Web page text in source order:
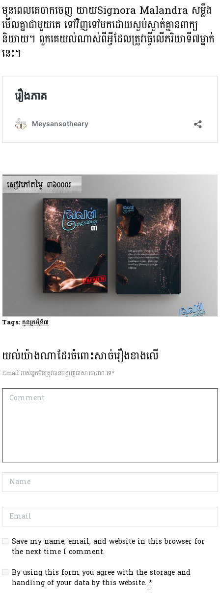
មុនពេលគេចាកចេញ យាយSignora Malandra សម្លឹង
មើលគ្នាជាមួយគេ ទៅវិញទៅមកដោយស្ងប់ស្ងាត់គ្មានពាក្យ
និយាយ។ ពួកគេយល់ណាស់ពីអ្វីដែលត្រូវធ្វើលើភរិយាទី៧ម្នាក់
នេះ។
Tags:កូនក្រមុំទី៧
យល់យ៉ាងណាដែរចំពោះសាច់រឿងខាងលើ
Email របស់អ្នកមិនត្រូវបានបង្ហាញជាសារធារណៈទេ*
Save my name, email, and website in this browser for
the next time I comment.
By using this form you agree with the storage and
handling of your data by this website.*